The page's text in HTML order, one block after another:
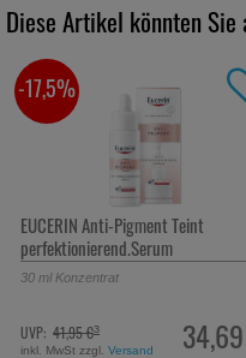
Diese Artikel könnten
EUCERIN Anti-Pigment Teint
perfektionierend.Serum
30 ml Konzentrat
UVP: 41,95 €³
inkl. MwSt zzgl.Versand
-17,5%